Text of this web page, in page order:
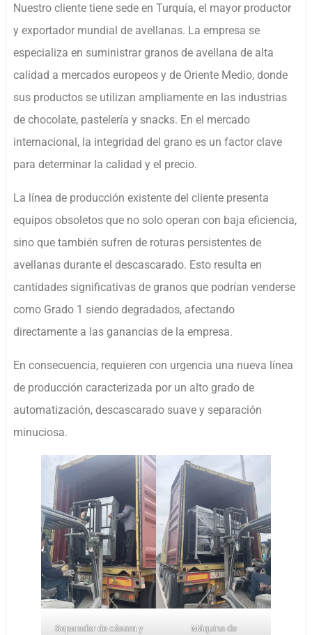
Nuestro cliente tiene sede en Turquía, el mayor productor
y exportador mundial de avellanas. La empresa se
especializa en suministrar granos de avellana de alta
calidad a mercados europeos y de Oriente Medio, donde
sus productos se utilizan ampliamente en las industrias
de chocolate, pastelería y snacks. En el mercado
internacional, la integridad del grano es un factor clave
para determinar la calidad y el precio.
La línea de producción existente del cliente presenta
equipos obsoletos que no solo operan con baja eficiencia,
sino que también sufren de roturas persistentes de
avellanas durante el descascarado. Esto resulta en
cantidades significativas de granos que podrían venderse
como Grado 1 siendo degradados, afectando
directamente a las ganancias de la empresa.
En consecuencia, requieren con urgencia una nueva línea
de producción caracterizada por un alto grado de
automatización, descascarado suave y separación
minuciosa.
Separador de cásara y Máquina de